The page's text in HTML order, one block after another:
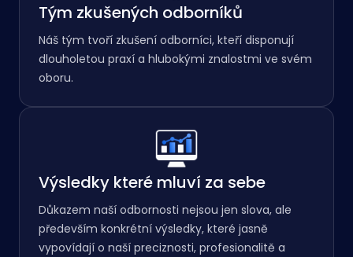
Tým zkušených odborníků
Náš tým tvoří zkušení odborníci, kteří disponují
dlouholetou praxí a hlubokými znalostmi ve svém
oboru.
Výsledky které mluví za sebe
Důkazem naší odbornosti nejsou jen slova, ale
především konkrétní výsledky, které jasně
vypovídají o naší preciznosti, profesionalitě a